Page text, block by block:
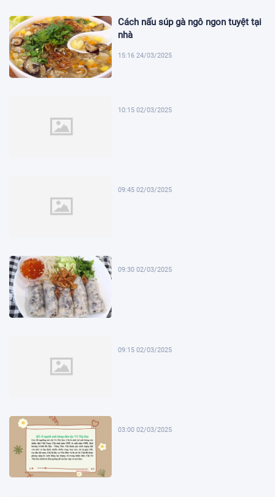
Cách nấu súp gà ngô ngon tuyệt tại
nhà
15:16 24/03/2025
10:15 02/03/2025
09:45 02/03/2025
09:30 02/03/2025
09:15 02/03/2025
03:00 02/03/2025